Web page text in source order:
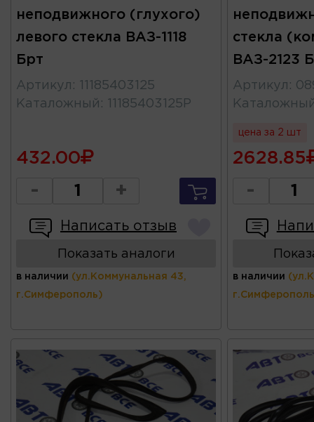
неподвижного (глухого)
левого стекла ВАЗ-1118
Брт
Артикул :
11185403125
Каталожный : 11185403125Р
432.00
- +
Написать отзыв
Показать аналоги
в наличии (ул.Коммунальная 43,
г.Симферополь)
стекла
ВАЗ-2123
Артикул :
цена за 2 шт
2628.85
-
в наличии